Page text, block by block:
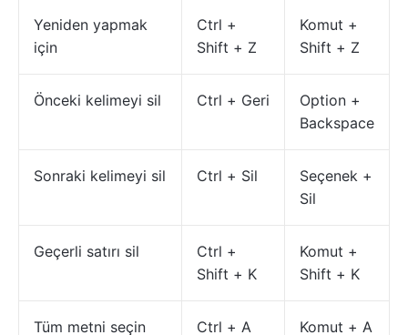
Yeniden yapmak
için
Ctrl +
Shift + Z
Komut +
Shift + Z
Önceki kelimeyi sil Ctrl + Geri
Option +
Backspace
Sonraki kelimeyi sil Ctrl + Sil
Seçenek +
Sil
Geçerli satırı sil
Ctrl +
Shift + K
Komut +
Shift + K
Tüm metni seçin Ctrl + A Komut + A